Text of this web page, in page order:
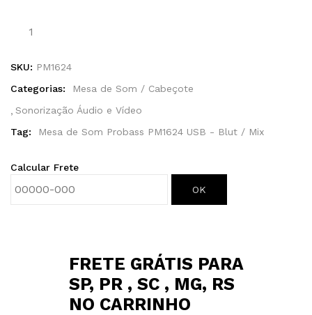
SKU: PM1624
Categorias:
Mesa de Som / Cabeçote
Sonorização Áudio e Vídeo
Tag:
Mesa de Som Probass PM1624 USB - Blut / Mix
Calcular Frete
OK
FRETE GRÁTIS PARA
SP, PR , SC , MG, RS
NO CARRINHO